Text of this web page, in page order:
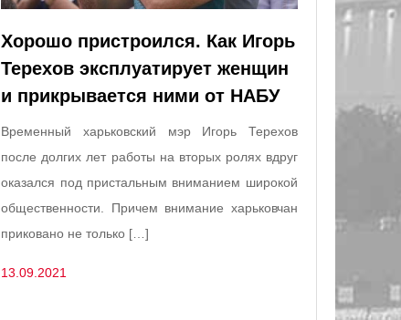
Хорошо пристроился. Как Игорь
Терехов эксплуатирует женщин
и прикрывается ними от НАБУ
Временный харьковский мэр Игорь Терехов
после долгих лет работы на вторых ролях вдруг
оказался под пристальным вниманием широкой
общественности. Причем внимание харьковчан
приковано не только […]
13.09.2021